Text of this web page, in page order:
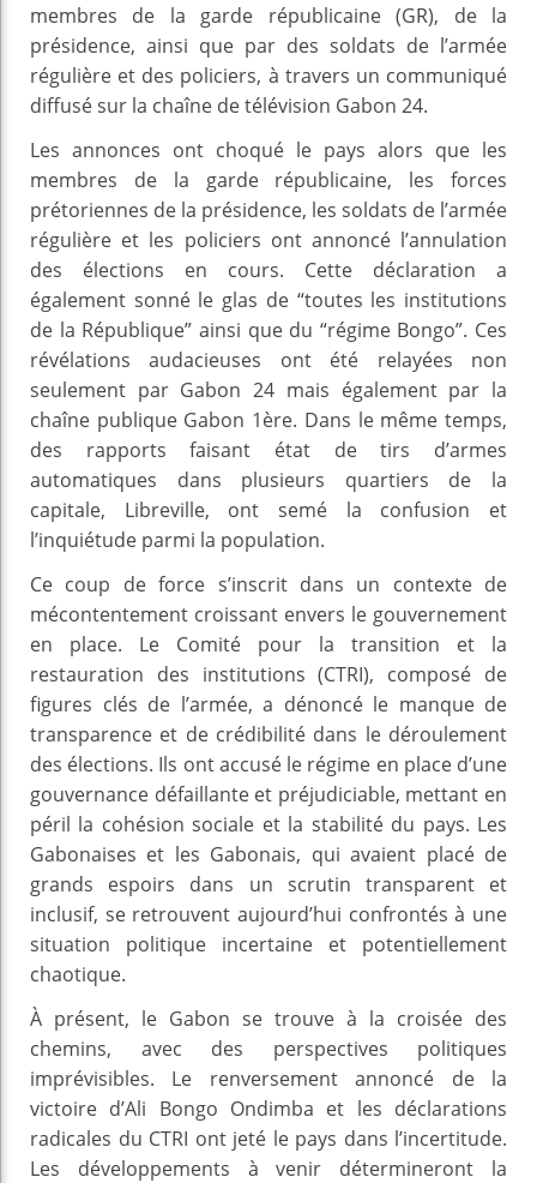
membres de la garde républicaine (GR), de la
présidence, ainsi que par des soldats de l’armée
régulière et des policiers, à travers un communiqué
diffusé sur la chaîne de télévision Gabon 24.
Les annonces ont choqué le pays alors que les
membres de la garde républicaine, les forces
prétoriennes de la présidence, les soldats de l’armée
régulière et les policiers ont annoncé l’annulation
des élections en cours. Cette déclaration a
également sonné le glas de “toutes les institutions
de la République” ainsi que du “régime Bongo”. Ces
révélations audacieuses ont été relayées non
seulement par Gabon 24 mais également par la
chaîne publique Gabon 1ère. Dans le même temps,
des rapports faisant état de tirs d’armes
automatiques dans plusieurs quartiers de la
capitale, Libreville, ont semé la confusion et
l’inquiétude parmi la population.
Ce coup de force s’inscrit dans un contexte de
mécontentement croissant envers le gouvernement
en place. Le Comité pour la transition et la
restauration des institutions (CTRI), composé de
figures clés de l’armée, a dénoncé le manque de
transparence et de crédibilité dans le déroulement
des élections. Ils ont accusé le régime en place d’une
gouvernance défaillante et préjudiciable, mettant en
péril la cohésion sociale et la stabilité du pays. Les
Gabonaises et les Gabonais, qui avaient placé de
grands espoirs dans un scrutin transparent et
inclusif, se retrouvent aujourd’hui confrontés à une
situation politique incertaine et potentiellement
chaotique.
À présent, le Gabon se trouve à la croisée des
chemins, avec des perspectives politiques
imprévisibles. Le renversement annoncé de la
victoire d’Ali Bongo Ondimba et les déclarations
radicales du CTRI ont jeté le pays dans l’incertitude.
Les développements à venir détermineront la